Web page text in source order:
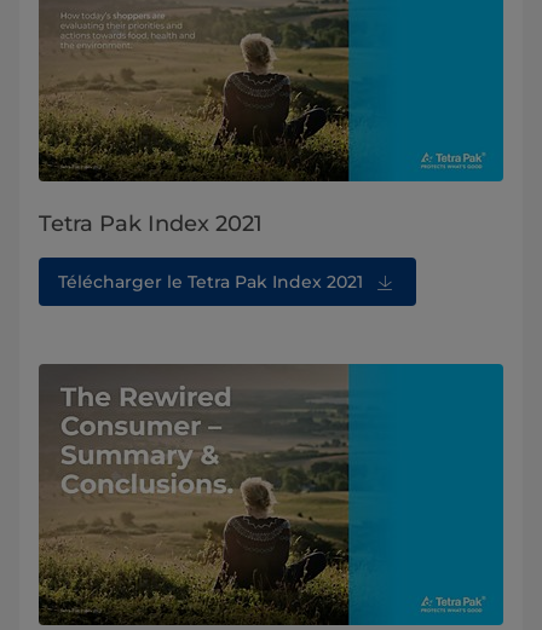
Tetra Pak Index 2021
Télécharger le Tetra Pak Index 2021